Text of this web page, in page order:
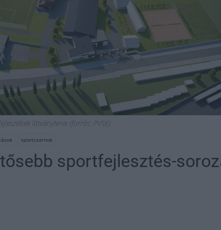
látványterve (forrás: PVSK)
sportcsarnok
sportfejlesztés-